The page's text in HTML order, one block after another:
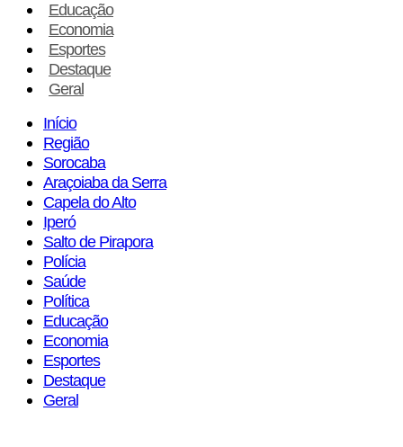
Educação
Economia
Esportes
Destaque
Geral
Início
Região
Sorocaba
Araçoiaba da Serra
Capela do Alto
Iperó
Salto de Pirapora
Polícia
Saúde
Política
Educação
Economia
Esportes
Destaque
Geral